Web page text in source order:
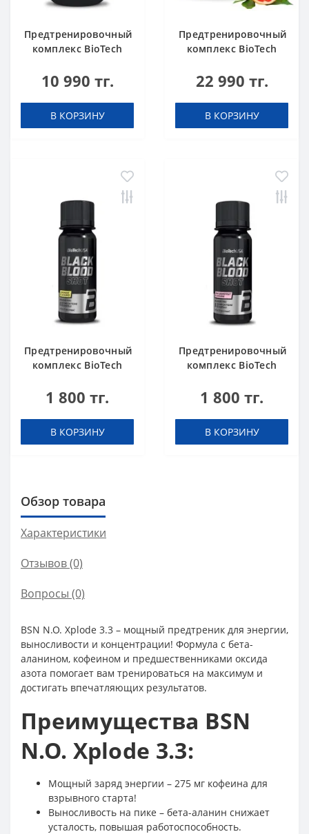
Предтренировочный
комплекс BioTech
капсул
10 990 тг.
В КОРЗИНУ
Предтренировочный
комплекс BioTech
NOX+ Blood orange
22 990 тг.
В КОРЗИНУ
Предтренировочный
комплекс BioTech
Lemonade 60 ml шот
1 800 тг.
В КОРЗИНУ
Предтренировочный
комплекс BioTech
Pink grapefruit 60 ml
1 800 тг.
В КОРЗИНУ
Обзор товара
Характеристики
Отзывов (0)
Вопросы (0)
BSN N.O. Xplode 3.3 – мощный предтреник для энергии,
выносливости и концентрации! Формула с бета-
аланином, кофеином и предшественниками оксида
азота помогает вам тренироваться на максимум и
достигать впечатляющих результатов.
Преимущества BSN
N.O. Xplode 3.3:
Мощный заряд энергии – 275 мг кофеина для
взрывного старта!
Выносливость на пике – бета-аланин снижает
усталость, повышая работоспособность.